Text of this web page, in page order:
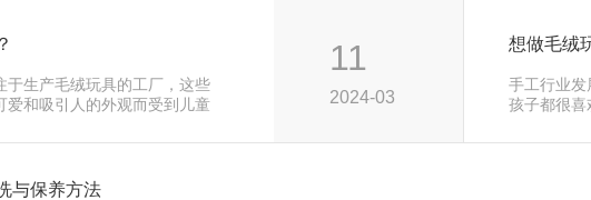
于生产毛绒玩具的工厂，这些
爱和吸引人的外观而受到儿童
11
2024-03
想做毛绒
手工行业发
孩子都很喜
与保养方法